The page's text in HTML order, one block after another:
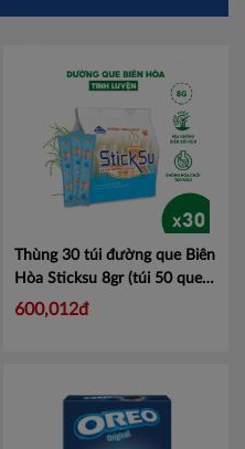
Thùng 30 túi đường que Biên
Hòa Sticksu 8gr (túi 50 que)
Mã ĐQS8G30T
600,012đ